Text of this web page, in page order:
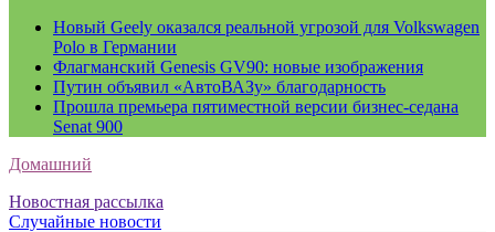
Новый Geely оказался реальной угрозой для Volkswagen
Polo в Германии
Флагманский Genesis GV90: новые изображения
Путин объявил «АвтоВАЗу» благодарность
Прошла премьера пятиместной версии бизнес-седана
Senat 900
Домашний
Новостная рассылка
Случайные новости